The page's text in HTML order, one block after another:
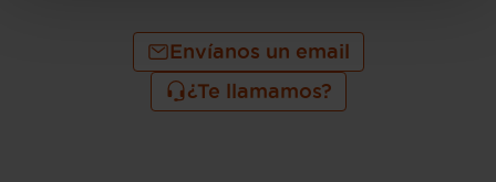
Envíanos un email
¿Te llamamos?